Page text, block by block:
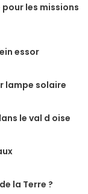
les missions
essor
lampe solaire
le val d oise
la Terre ?